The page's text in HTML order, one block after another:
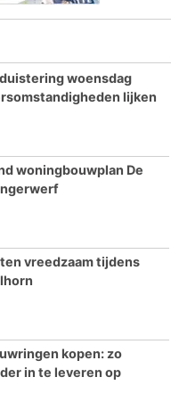
woensdag
lijken
woningbouwplan De
vreedzaam tijdens
kopen: zo
in te leveren op